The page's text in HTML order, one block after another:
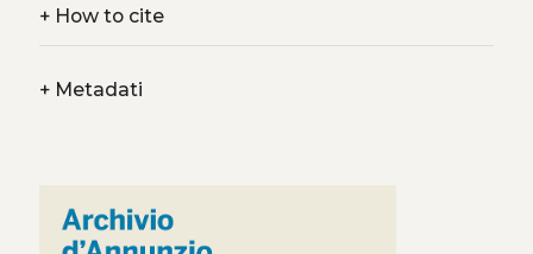
+How to cite
+Metadati